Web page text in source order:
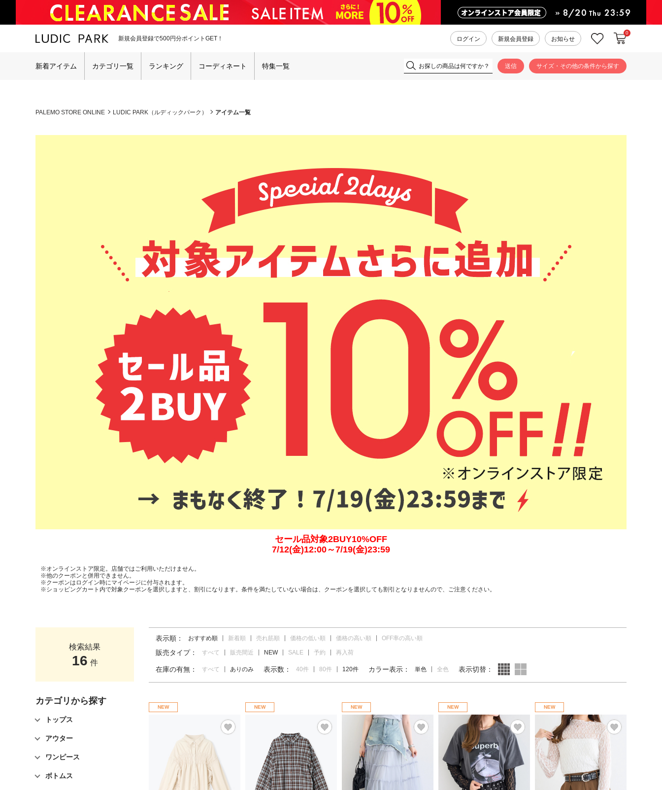
新規会員登録で500円分ポイントGET！ ログイン 新規会員登録 お知らせ お気に入りカートに入
0
新着アイテム カテゴリ一覧 ランキング コーディネート 特集一覧 サイズ・その他の条件から探す
PALEMO STORE ONLINE LUDIC PARK（ルディックパーク） アイテム一覧
セール品対象2BUY10%OFF
7/12(金)12:00～7/19(金)23:59
※オンラインストア限定。店舗ではご利用いただけません。
※他のクーポンと併用できません。
※クーポンはログイン時にマイページに付与されます。
※ショッピングカート内で対象クーポンを選択しますと、割引になります。条件を満たしていない場合は、クーポンを選択しても割引となりませんので、ご注意ください。
検索結果
16 件
カテゴリから探す
トップス
アウター
ワンピース
ボトムス
表示順： おすすめ順 新着順 売れ筋順 価格の低い順 価格の高い順 OFF率の高い順
販売タイプ： すべて 販売間近 NEW SALE 予約 再入荷
在庫の有無： すべて ありのみ 表示数： 40件 80件 120件 カラー表示： 単色 全色 表示切替：
NEW NEW NEW NEW NEW